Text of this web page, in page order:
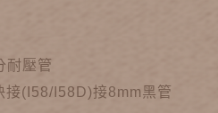
耐壓管
接(I58/I58D)接8mm黑管